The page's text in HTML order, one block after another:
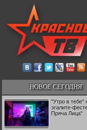
НОВОЕ СЕГОДНЯ
"Утро в тебе"
эгалите-
Пряча Лица"